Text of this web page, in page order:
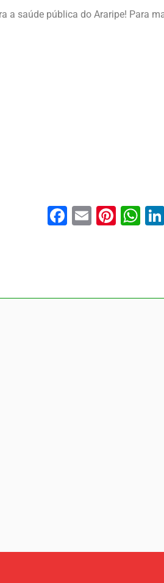
a saúde pública do Araripe! Para
Facebook
Email